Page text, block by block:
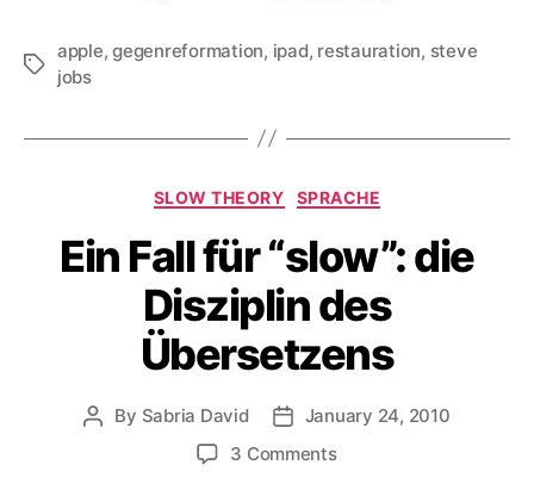
Tags
apple,gegenreformation, ipad, restauration, steve
jobs
Categories
SLOW THEORY SPRACHE
Ein Fall für “slow”: die
Disziplin des
Übersetzens
Post
By Sabria David
PostJanuary 24, 2010
3 Commentson